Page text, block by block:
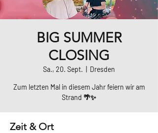
BIG SUMMER
CLOSING
Sa., 20. Sept. Dresden
Zum letzten Mal in diesem Jahr feiern wir am
Strand 🌴✨
Zeit & Ort